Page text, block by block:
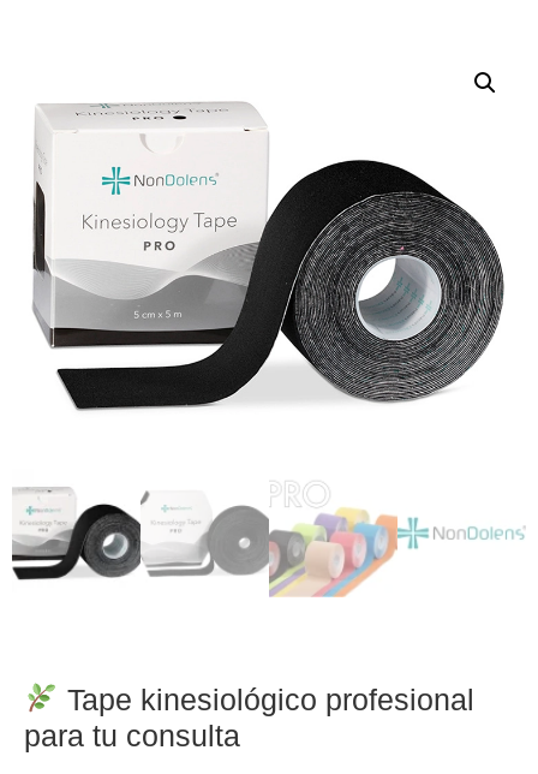
Tape kinesiológico profesional
para tu consulta